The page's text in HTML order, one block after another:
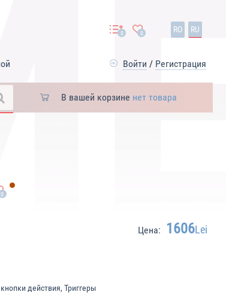
0 0 RO RU
Войти / Регистрация
В вашей корзине нет товара
0
Цена: 1606Lei
действия, Триггеры